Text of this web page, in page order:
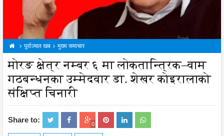
पूर्वाञ्चल खब मुख्य समाचार
मोरङ क्षेत्र नम्बर ६ मा लोकतान्त्रिक–वाम
गठबन्धनका उम्मेदवार डा. शेखर कोइरालाको
संक्षिप्त चिनारी
Share to: 0